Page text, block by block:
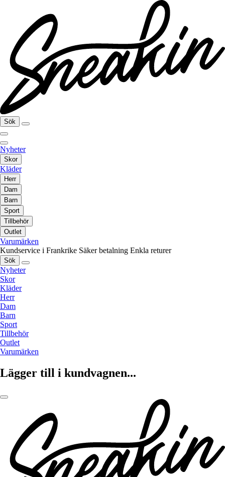
Sök
Nyheter
Skor
Kläder
Herr
Dam
Barn
Sport
Tillbehör
Outlet
Varumärken
Kundservice i Frankrike Säker betalning Enkla returer
Sök
Nyheter
Skor
Kläder
Herr
Dam
Barn
Sport
Tillbehör
Outlet
Varumärken
Lägger till i kundvagnen...